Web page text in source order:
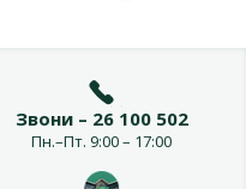
Звони – 26 100 502
Пн.–Пт. 9:00 – 17:00